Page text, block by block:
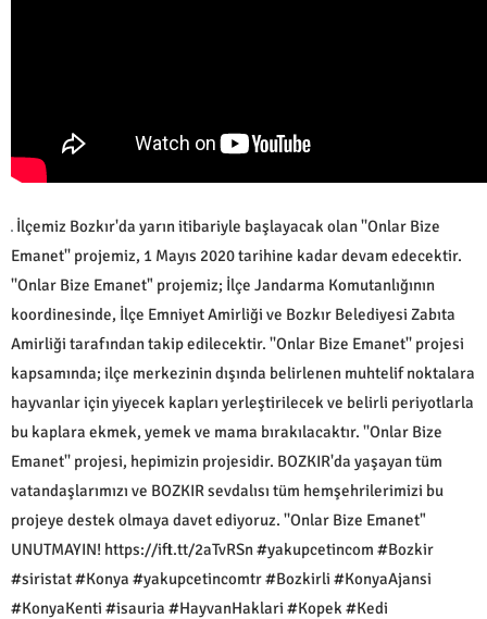
İlçemiz Bozkır'da yarın itibariyle başlayacak olan ''Onlar Bize
Emanet'' projemiz, 1 Mayıs 2020 tarihine kadar devam edecektir.
''Onlar Bize Emanet" projemiz; İlçe Jandarma Komutanlığının
koordinesinde, İlçe Emniyet Amirliği ve Bozkır Belediyesi Zabıta
Amirliği tarafından takip edilecektir. ''Onlar Bize Emanet'' projesi
kapsamında; ilçe merkezinin dışında belirlenen muhtelif noktalara
hayvanlar için yiyecek kapları yerleştirilecek ve belirli periyotlarla
bu kaplara ekmek, yemek ve mama bırakılacaktır. ''Onlar Bize
Emanet'' projesi, hepimizin projesidir. BOZKIR'da yaşayan tüm
vatandaşlarımızı ve BOZKIR sevdalısı tüm hemşehrilerimizi bu
projeye destek olmaya davet ediyoruz. ''Onlar Bize Emanet"
UNUTMAYIN! https://ift.tt/2aTvRSn #yakupcetincom #Bozkir
#siristat #Konya #yakupcetincomtr #Bozkirli #KonyaAjansi
#KonyaKenti #isauria #HayvanHaklari #Kopek #Kedi